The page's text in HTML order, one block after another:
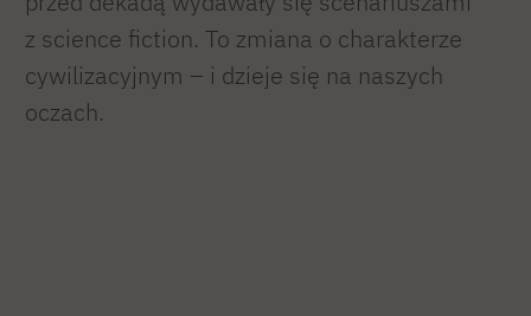
z science fiction. To zmiana o charakterze
cywilizacyjnym – i dzieje się na naszych
oczach.